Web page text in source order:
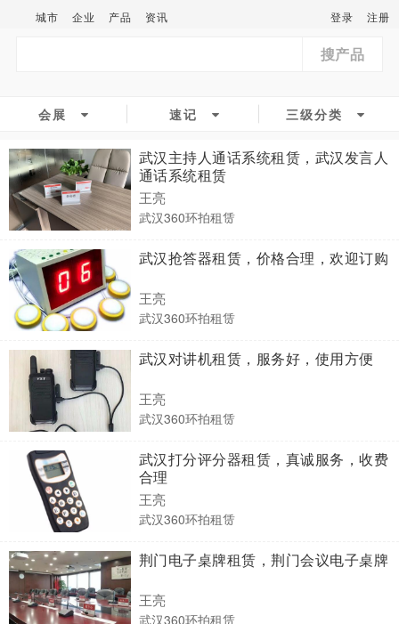
城市 企业 产品 资讯 登录 注册
搜产品
会展 速记 三级分类
武汉主持人通话系统租赁，武汉发言人
通话系统租赁
王亮
武汉360环拍租赁
武汉抢答器租赁，价格合理，欢迎订购
王亮
武汉360环拍租赁
武汉对讲机租赁，服务好，使用方便
王亮
武汉360环拍租赁
武汉打分评分器租赁，真诚服务，收费
合理
王亮
武汉360环拍租赁
荆门电子桌牌租赁，荆门会议电子桌牌
王亮
武汉360环拍租赁